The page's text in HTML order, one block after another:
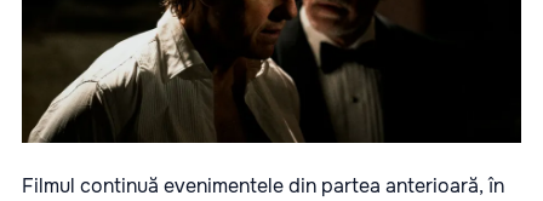
Filmul continuă evenimentele din partea anterioară, în